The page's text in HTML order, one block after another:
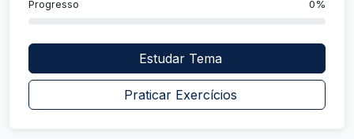
Progresso
0%
Estudar Tema
Praticar Exercícios